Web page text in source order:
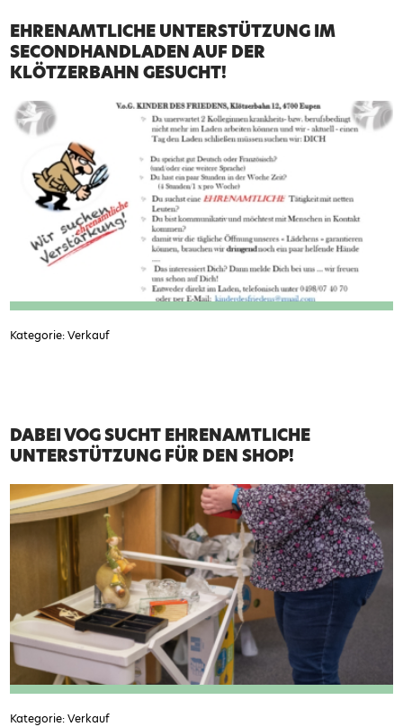
EHRENAMTLICHE UNTERSTÜTZUNG IM
SECONDHANDLADEN AUF DER
KLÖTZERBAHN GESUCHT!
Kategorie: Verkauf
DABEI VOG SUCHT EHRENAMTLICHE
UNTERSTÜTZUNG FÜR DEN SHOP!
Kategorie: Verkauf